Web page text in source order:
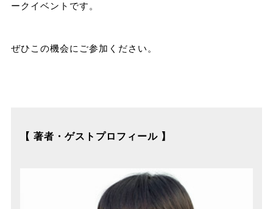
ークイベントです。
ぜひこの機会にご参加ください。
【 著者・ゲストプロフィール 】